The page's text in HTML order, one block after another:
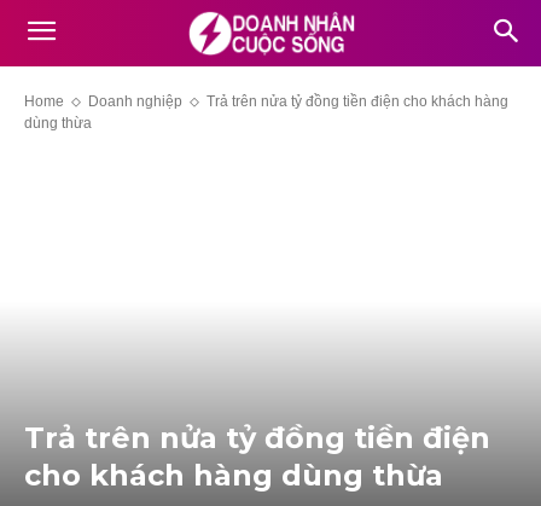
Home Doanh nghiệp
Trả trên nửa tỷ đồng tiền điện cho khách hàng
dùng thừa
Trả trên nửa tỷ đồng tiền điện
cho khách hàng dùng thừa